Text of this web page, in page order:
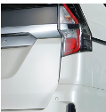
IMAGES